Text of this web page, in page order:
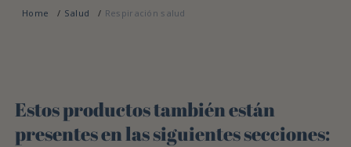
Home Salud Respiración salud
Estos productos también están
presentes en las siguientes secciones: